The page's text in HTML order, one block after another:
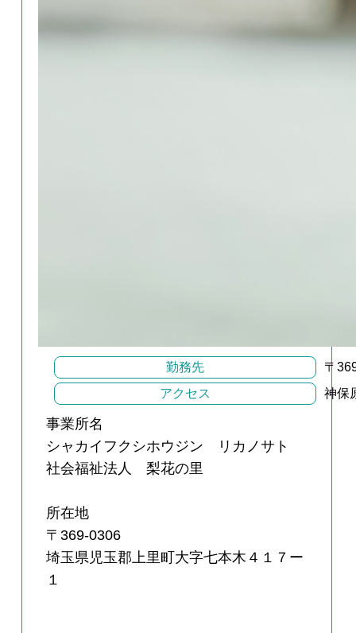
勤務先
〒
アクセス
神保
事業所名
シャカイフクシホウジン リカノサト
社会福祉法人 梨花の里
所在地
〒369-0306
埼玉県児玉郡上里町大字七本木４１７ー
１